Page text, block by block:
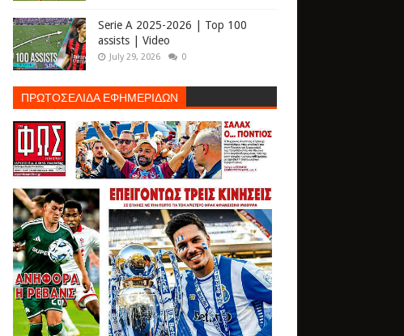
Serie A 2025-2026 | Top 100
assists | Video
July 29, 2026 0
ΠΡΩΤΟΣΕΛΙΔΑ ΕΦΗΜΕΡΙΔΩΝ